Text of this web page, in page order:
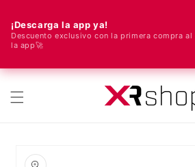
¡Descarga la app ya!
Descuento exclusivo con la primera compra al
la app🚀
a la información del producto